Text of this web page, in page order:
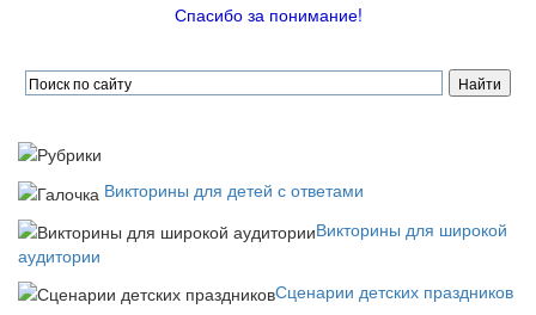
Спасибо за понимание!
Викторины для детей с ответами
Викторины для широкой
аудитории
Сценарии детских праздников